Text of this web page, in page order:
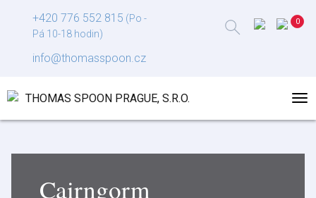
+420 776 552 815 (Po -
Pá 10-18 hodin)
info@thomasspoon.cz
Cairngorm